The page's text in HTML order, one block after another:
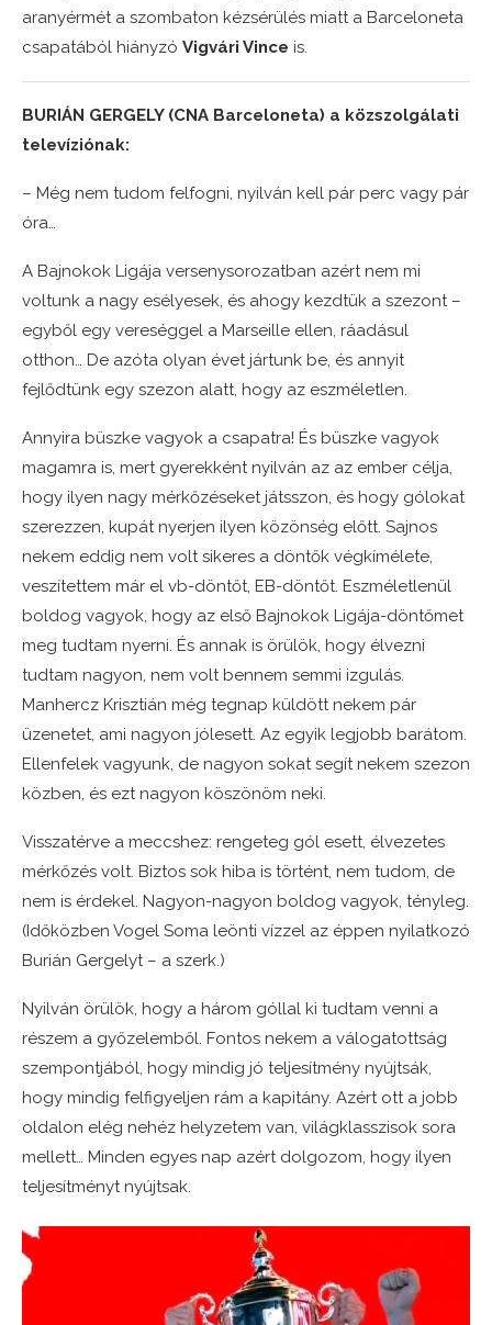
aranyérmét a szombaton kézsérülés miatt a Barceloneta
csapatából hiányzó Vigvári Vince is.
BURIÁN GERGELY (CNA Barceloneta) a közszolgálati
televíziónak:
– Még nem tudom felfogni, nyilván kell pár perc vagy pár
óra…
A Bajnokok Ligája versenysorozatban azért nem mi
voltunk a nagy esélyesek, és ahogy kezdtük a szezont –
egyből egy vereséggel a Marseille ellen, ráadásul
otthon… De azóta olyan évet jártunk be, és annyit
fejlődtünk egy szezon alatt, hogy az eszméletlen.
Annyira büszke vagyok a csapatra! És büszke vagyok
magamra is, mert gyerekként nyilván az az ember célja,
hogy ilyen nagy mérkőzéseket játsszon, és hogy gólokat
szerezzen, kupát nyerjen ilyen közönség előtt. Sajnos
nekem eddig nem volt sikeres a döntők végkímélete,
veszítettem már el vb-döntőt, EB-döntőt. Eszméletlenül
boldog vagyok, hogy az első Bajnokok Ligája-döntőmet
meg tudtam nyerni. És annak is örülök, hogy élvezni
tudtam nagyon, nem volt bennem semmi izgulás.
Manhercz Krisztián még tegnap küldött nekem pár
üzenetet, ami nagyon jólesett. Az egyik legjobb barátom.
Ellenfelek vagyunk, de nagyon sokat segít nekem szezon
közben, és ezt nagyon köszönöm neki.
Visszatérve a meccshez: rengeteg gól esett, élvezetes
mérkőzés volt. Biztos sok hiba is történt, nem tudom, de
nem is érdekel. Nagyon-nagyon boldog vagyok, tényleg.
(Időközben Vogel Soma leönti vízzel az éppen nyilatkozó
Burián Gergelyt – a szerk.)
Nyilván örülök, hogy a három góllal ki tudtam venni a
részem a győzelemből. Fontos nekem a válogatottság
szempontjából, hogy mindig jó teljesítmény nyújtsák,
hogy mindig felfigyeljen rám a kapitány. Azért ott a jobb
oldalon elég nehéz helyzetem van, világklasszisok sora
mellett… Minden egyes nap azért dolgozom, hogy ilyen
teljesítményt nyújtsak.